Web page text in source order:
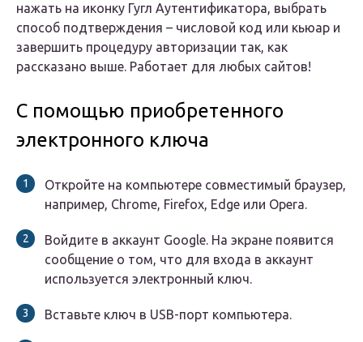
нажать на иконку Гугл Аутентификатора, выбрать
способ подтверждения – числовой код или кьюар и
завершить процедуру авторизации так, как
рассказано выше. Работает для любых сайтов!
С помощью приобретенного
электронного ключа
Откройте на компьютере совместимый браузер,
например, Chrome, Firefox, Edge или Opera.
Войдите в аккаунт Google. На экране появится
сообщение о том, что для входа в аккаунт
используется электронный ключ.
Вставьте ключ в USB-порт компьютера.